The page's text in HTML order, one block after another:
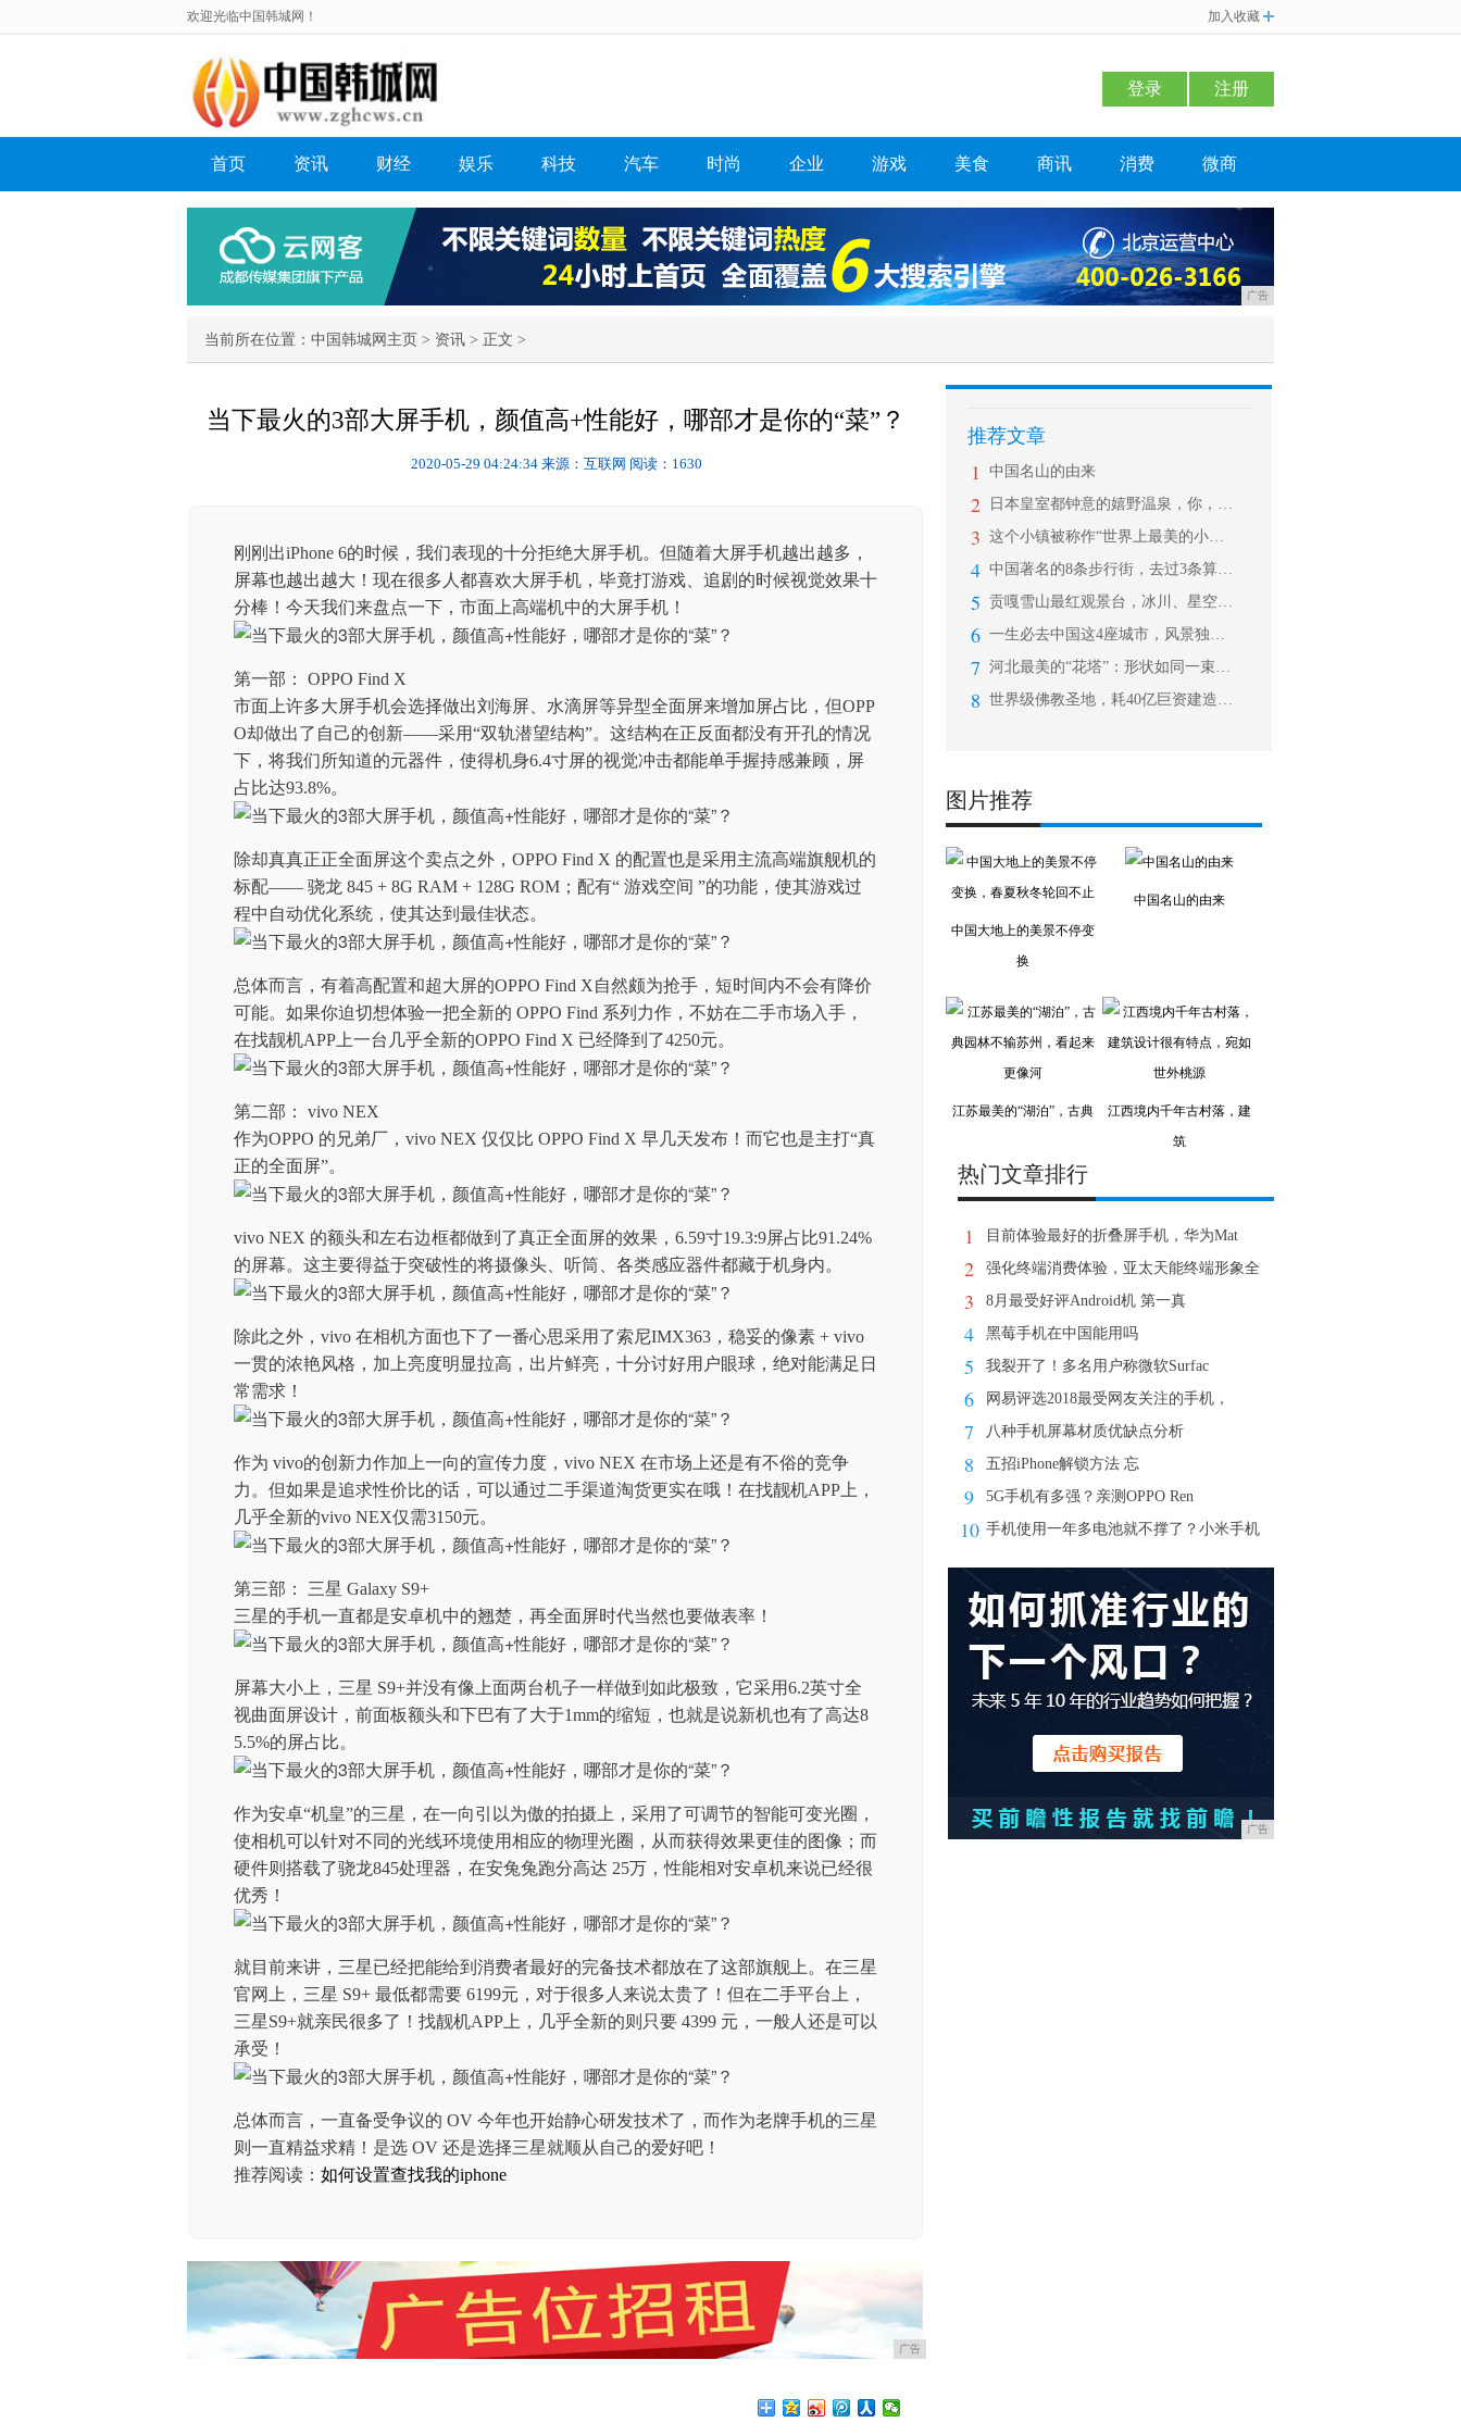
欢迎光临中国韩城网！ 加入收藏
登录 注册
首页 资讯 财经 娱乐 科技 汽车 时尚 企业 游戏 美食 商讯 消费 微商
广告
当前所在位置： 中国韩城网主页 > 资讯 > 正文 >
当下最火的3部大屏手机，颜值高+性能好，哪部才是你的“菜”？
2020-05-29 04:24:34 来源：互联网 阅读：1630
刚刚出iPhone 6的时候，我们表现的十分拒绝大屏手机。但随着大屏手机越出越多，
屏幕也越出越大！现在很多人都喜欢大屏手机，毕竟打游戏、追剧的时候视觉效果十
分棒！今天我们来盘点一下，市面上高端机中的大屏手机！
第一部： OPPO Find X
市面上许多大屏手机会选择做出刘海屏、水滴屏等异型全面屏来增加屏占比，但OPP
O却做出了自己的创新——采用“双轨潜望结构”。这结构在正反面都没有开孔的情况
下，将我们所知道的元器件，使得机身6.4寸屏的视觉冲击都能单手握持感兼顾，屏
占比达93.8%。
除却真真正正全面屏这个卖点之外，OPPO Find X 的配置也是采用主流高端旗舰机的
标配—— 骁龙 845 + 8G RAM + 128G ROM；配有“ 游戏空间 ”的功能，使其游戏过
程中自动优化系统，使其达到最佳状态。
总体而言，有着高配置和超大屏的OPPO Find X自然颇为抢手，短时间内不会有降价
可能。如果你迫切想体验一把全新的 OPPO Find 系列力作，不妨在二手市场入手，
在找靓机APP上一台几乎全新的OPPO Find X 已经降到了4250元。
第二部： vivo NEX
作为OPPO 的兄弟厂，vivo NEX 仅仅比 OPPO Find X 早几天发布！而它也是主打“真
正的全面屏”。
vivo NEX 的额头和左右边框都做到了真正全面屏的效果，6.59寸19.3:9屏占比91.24%
的屏幕。这主要得益于突破性的将摄像头、听筒、各类感应器件都藏于机身内。
除此之外，vivo 在相机方面也下了一番心思采用了索尼IMX363，稳妥的像素 + vivo
一贯的浓艳风格，加上亮度明显拉高，出片鲜亮，十分讨好用户眼球，绝对能满足日
常需求！
作为 vivo的创新力作加上一向的宣传力度，vivo NEX 在市场上还是有不俗的竞争
力。但如果是追求性价比的话，可以通过二手渠道淘货更实在哦！在找靓机APP上，
几乎全新的vivo NEX仅需3150元。
第三部： 三星 Galaxy S9+
三星的手机一直都是安卓机中的翘楚，再全面屏时代当然也要做表率！
屏幕大小上，三星 S9+并没有像上面两台机子一样做到如此极致，它采用6.2英寸全
视曲面屏设计，前面板额头和下巴有了大于1mm的缩短，也就是说新机也有了高达8
5.5%的屏占比。
作为安卓“机皇”的三星，在一向引以为傲的拍摄上，采用了可调节的智能可变光圈，
使相机可以针对不同的光线环境使用相应的物理光圈，从而获得效果更佳的图像；而
硬件则搭载了骁龙845处理器，在安兔兔跑分高达 25万，性能相对安卓机来说已经很
优秀！
就目前来讲，三星已经把能给到消费者最好的完备技术都放在了这部旗舰上。在三星
官网上，三星 S9+ 最低都需要 6199元，对于很多人来说太贵了！但在二手平台上，
三星S9+就亲民很多了！找靓机APP上，几乎全新的则只要 4399 元，一般人还是可以
承受！
总体而言，一直备受争议的 OV 今年也开始静心研发技术了，而作为老牌手机的三星
则一直精益求精！是选 OV 还是选择三星就顺从自己的爱好吧！
推荐阅读： 如何设置查找我的iphone
广告
推荐文章
1 中国名山的由来
2 日本皇室都钟意的嬉野温泉，你，不能错
3 这个小镇被称作“世界上最美的小镇”，
4 中国著名的8条步行街，去过3条算合格
5 贡嘎雪山最红观景台，冰川、星空、云海
6 一生必去中国这4座城市，风景独一无二
7 河北最美的“花塔”：形状如同一束花，
8 世界级佛教圣地，耗40亿巨资建造，奢
图片推荐
中国大地上的美景不停变
换
中国名山的由来
江苏最美的“湖泊”，古典
江西境内千年古村落，建
筑
热门文章排行
1 目前体验最好的折叠屏手机，华为Mat
2 强化终端消费体验，亚太天能终端形象全
3 8月最受好评Android机 第一真
4 黑莓手机在中国能用吗
5 我裂开了！多名用户称微软Surfac
6 网易评选2018最受网友关注的手机，
7 八种手机屏幕材质优缺点分析
8 五招iPhone解锁方法 忘
9 5G手机有多强？亲测OPPO Ren
10 手机使用一年多电池就不撑了？小米手机
广告